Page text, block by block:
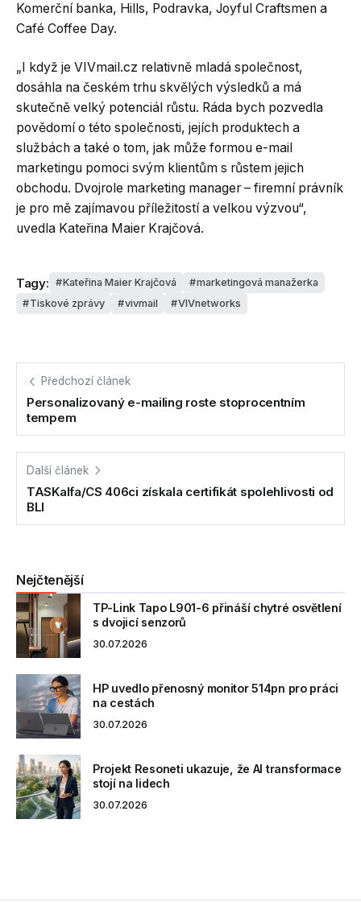
Komerční banka, Hills, Podravka, Joyful Craftsmen a
Café Coffee Day.
„I když je VIVmail.cz relativně mladá společnost,
dosáhla na českém trhu skvělých výsledků a má
skutečně velký potenciál růstu. Ráda bych pozvedla
povědomí o této společnosti, jejích produktech a
službách a také o tom, jak může formou e-mail
marketingu pomoci svým klientům s růstem jejich
obchodu. Dvojrole marketing manager – firemní právník
je pro mě zajímavou příležitostí a velkou výzvou“,
uvedla Kateřina Maier Krajčová.
Tagy: Kateřina Maier Krajčová
marketingová manažerka
Tiskové zprávy
vivmail VIVnetworks
Předchozí článek
Personalizovaný e-mailing roste stoprocentním
tempem
Další článek
TASKalfa/CS 406ci získala certifikát spolehlivosti od
BLI
Nejčtenější
TP-Link Tapo L901-6 přináší chytré osvětlení
s dvojicí senzorů
30.07.2026
HP uvedlo přenosný monitor 514pn pro práci
na cestách
30.07.2026
Projekt Resoneti ukazuje, že AI transformace
stojí na lidech
30.07.2026